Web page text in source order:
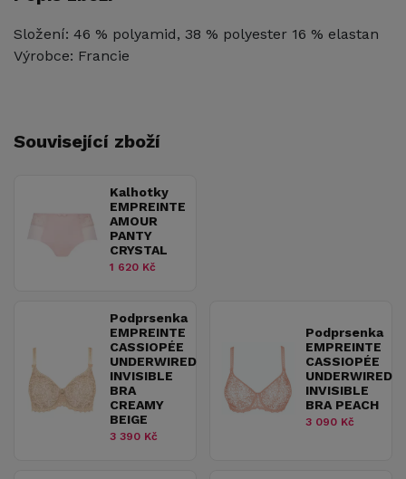
Složení: 46 % polyamid, 38 % polyester 16 % elastan
Výrobce: Francie
Související zboží
Kalhotky
EMPREINTE
AMOUR
PANTY
CRYSTAL
1 620 Kč
Podprsenka
EMPREINTE
CASSIOPÉE
UNDERWIRED
INVISIBLE
BRA
CREAMY
BEIGE
3 390 Kč
Podprsenka
EMPREINTE
CASSIOPÉE
UNDERWIRED
INVISIBLE
BRA PEACH
3 090 Kč